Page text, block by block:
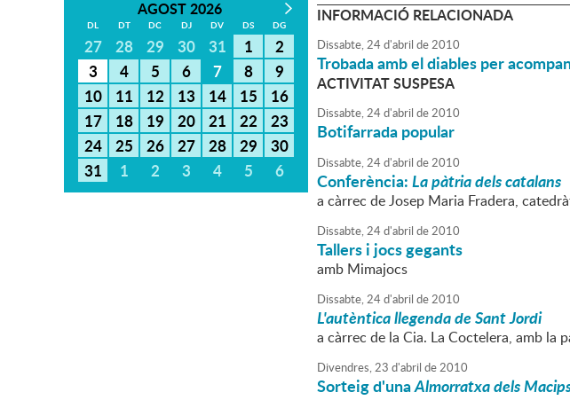
AGOST 2026
DL DT DC DJ DV DS DG
27 28 29 30 31 1
2
3
4 5 6 7 8
9
10
11 12 13 14 15
16
17
18 19 20 21 22
23
24
25 26 27 28 29
30
31
1 2 3 4 5 6
INFORMACIÓ RELACIONADA
Dissabte,24d'abril de2010
Trobada amb el diables per
ACTIVITAT SUSPESA
Dissabte,24d'abril de2010
Botifarrada popular
Dissabte,24d'abril de2010
Conferència:La pàtria dels catalans
a càrrec de Josep Maria Fradera,
Dissabte,24d'abril de2010
Tallers i jocs gegants
amb Mimajocs
Dissabte,24d'abril de2010
L'autèntica llegenda de Sant Jordi
a càrrec de la Cia. La Coctelera, amb la
Divendres,23 d'abril de2010
Sorteig d'unaAlmorratxa dels